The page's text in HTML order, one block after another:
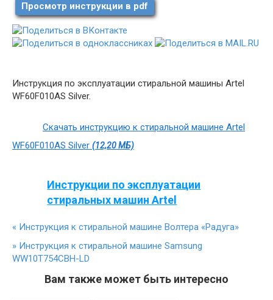
Просмотр инструкции в pdf
Инструкция по эксплуатации стиральной машины Artel
WF60F010AS Silver.
Скачать инструкцию к стиральной машине Artel
WF60F010AS Silver (12,20 МБ)
Инструкции по эксплуатации
стиральных машин Artel
« Инструкция к стиральной машине Волтера «Радуга»
» Инструкция к стиральной машине Samsung
WW10T754CBH-LD
Вам также может быть интересно